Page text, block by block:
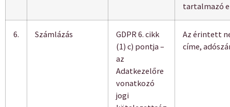
tartalmazó
6. Számlázás
GDPR 6. cikk
(1) c) pontja –
az
Adatkezelőre
vonatkozó
jogi
Az érintett
címe,